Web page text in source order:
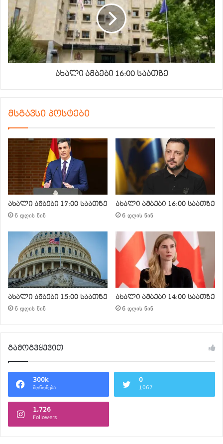
ახალი ამბები 16:00 საათზე
მსგავსი პოსტები
ახალი ამბები 17:00 საათზე
6 დღის წინ
ახალი ამბები 16:00 საათზე
6 დღის წინ
ახალი ამბები 15:00 საათზე
6 დღის წინ
ახალი ამბები 14:00 საათზე
6 დღის წინ
გამოგვყევით
300k
მოწონება
0
1067
1,726
Followers